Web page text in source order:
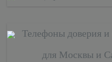
Телефоны доверия
для Москвы и